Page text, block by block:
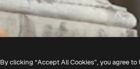
By clicking “Accept All Cookies”, you agree